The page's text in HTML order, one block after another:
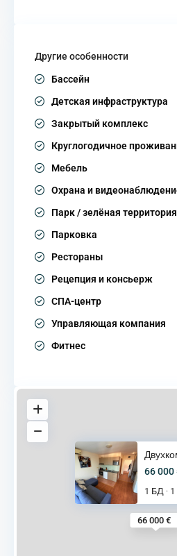
Другие особенности
Бассейн
Детская инфраструктура
Закрытый комплекс
Круглогодичное
Мебель
Охрана и
Парк / зелёная территория
Парковка
Рестораны
Рецепция и консьерж
СПА-центр
Управляющая компания
Фитнес
66 000 €
66 000
1 БД ·